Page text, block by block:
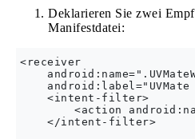
Deklarieren Sie zwei
Manifestdatei:
<receiver
android:label="UVMate
    <intent-filter>
<action
    </intent-filter>